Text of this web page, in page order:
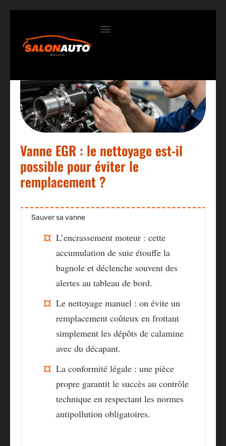
Vanne EGR : le nettoyage est-il
possible pour éviter le
remplacement ?
Sauver sa vanne
L’encrassement moteur : cette
accumulation de suie étouffe la
bagnole et déclenche souvent des
alertes au tableau de bord.
Le nettoyage manuel : on évite un
remplacement coûteux en frottant
simplement les dépôts de calamine
avec du décapant.
La conformité légale : une pièce
propre garantit le succès au contrôle
technique en respectant les normes
antipollution obligatoires.